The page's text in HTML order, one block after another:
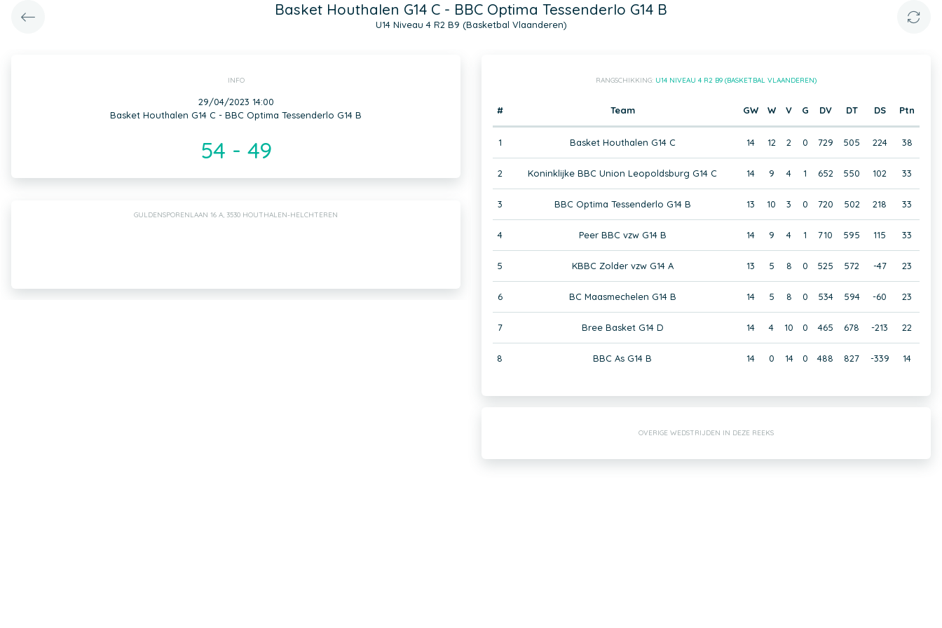
Basket Houthalen G14 C - BBC Optima Tessenderlo G14 B
U14 Niveau 4 R2 B9 (Basketbal Vlaanderen)
INFO
29/04/2023 14:00
Basket Houthalen G14 C - BBC Optima Tessenderlo G14 B
54 - 49
GULDENSPORENLAAN 16 A, 3530 HOUTHALEN-HELCHTEREN
RANGSCHIKKING: U14 NIVEAU 4 R2 B9 (BASKETBAL VLAANDEREN)
# Team GW W V G DV DT DS Ptn
1 Basket Houthalen G14 C 14 12 2 0 729 505 224 38
2 Koninklijke BBC Union Leopoldsburg G14 C 14 9 4 1 652 550 102 33
3 BBC Optima Tessenderlo G14 B 13 10 3 0 720 502 218 33
4 Peer BBC vzw G14 B 14 9 4 1 710 595 115 33
5 KBBC Zolder vzw G14 A 13 5 8 0 525 572 -47 23
6 BC Maasmechelen G14 B 14 5 8 0 534 594 -60 23
7 Bree Basket G14 D 14 4 10 0 465 678 -213 22
8 BBC As G14 B 14 0 14 0 488 827 -339 14
OVERIGE WEDSTRIJDEN IN DEZE REEKS